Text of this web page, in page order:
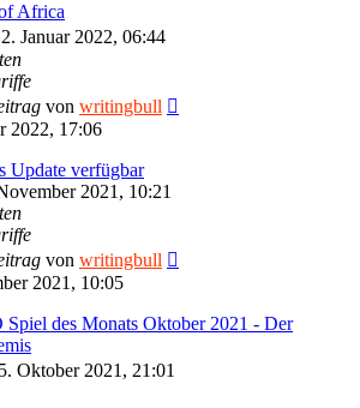
Africa
Januar 2022, 06:44
von writingbull
2022, 17:06
Update verfügbar
2021, 10:21
von writingbull
2021, 10:05
des Monats Oktober 2021 - Der
5. Oktober 2021, 21:01